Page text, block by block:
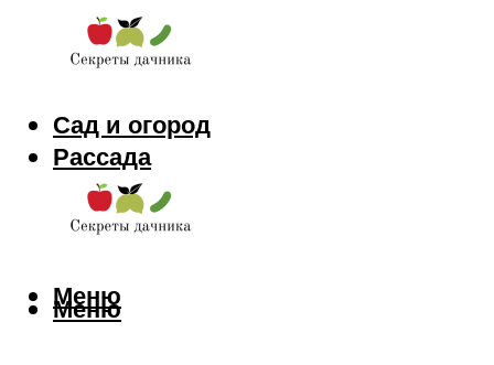
Сад и огород
Рассада
Цветы
Заготовки
Меню
Меню